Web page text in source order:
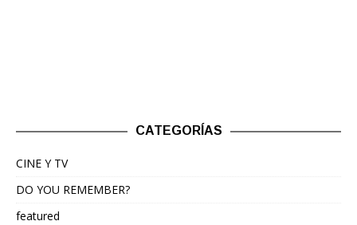
CATEGORÍAS
CINE Y TV
DO YOU REMEMBER?
featured